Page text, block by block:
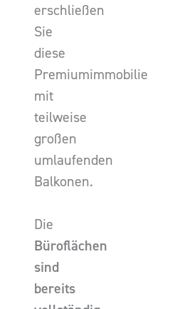
erschließen
Sie
diese
Premiumimmobilie
mit
teilweise
großen
umlaufenden
Balkonen.
Die
Büroflächen
sind
bereits